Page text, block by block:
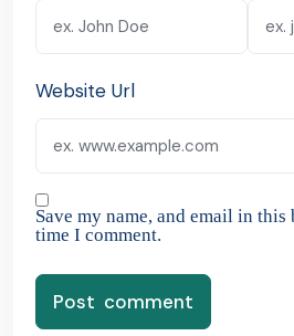
Website Url
Save my name, and email in
time I comment.